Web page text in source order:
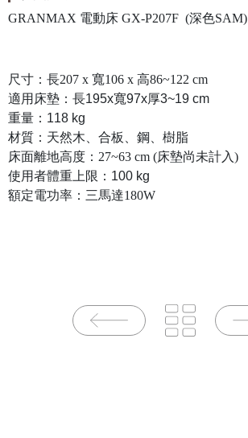
GRANMAX 電動床 GX-P207F (深色SAM)
尺寸 ：長207 x 寬106 x 高86~122 cm
適用床墊 ：長195x寬97x厚3~19 cm
重量 ：118 kg
材質 ：天然木、合板、鋼、樹脂
床面離地高度 ： 27~63 cm (床墊尚未計入)
使用者體重上限 ：100 kg
額定電功率：三馬達180W